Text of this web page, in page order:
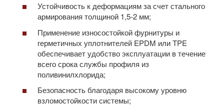
Устойчивость к деформациям за счет стального
армирования толщиной 1,5-2 мм;
Применение износостойкой фурнитуры и
герметичных уплотнителей EPDM или TPE
обеспечивает удобство эксплуатации в течение
всего срока службы профиля из
поливинилхлорида;
Безопасность благодаря высокому уровню
взломостойкости системы;